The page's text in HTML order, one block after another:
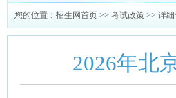
您的位置： 招生网首页 >> 考试政策 >> 详细
2026年北